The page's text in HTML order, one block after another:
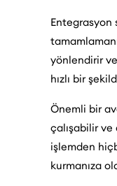
Entegrasyon
yönlendirir
hızlı bir
Önemli bir
çalışabilir
işlemden
kurmanıza